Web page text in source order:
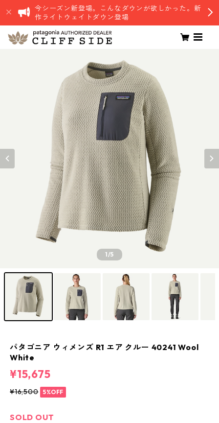
今シーズン新登場。こんなダウンが欲しかった。新
作ライトウェイトダウン登場
1/5
パタゴニア ウィメンズ R1 エア クルー 40241 Wool
White
¥15,675
¥16,500 5%OFF
SOLD OUT